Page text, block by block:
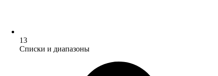
13
Списки и диапазоны